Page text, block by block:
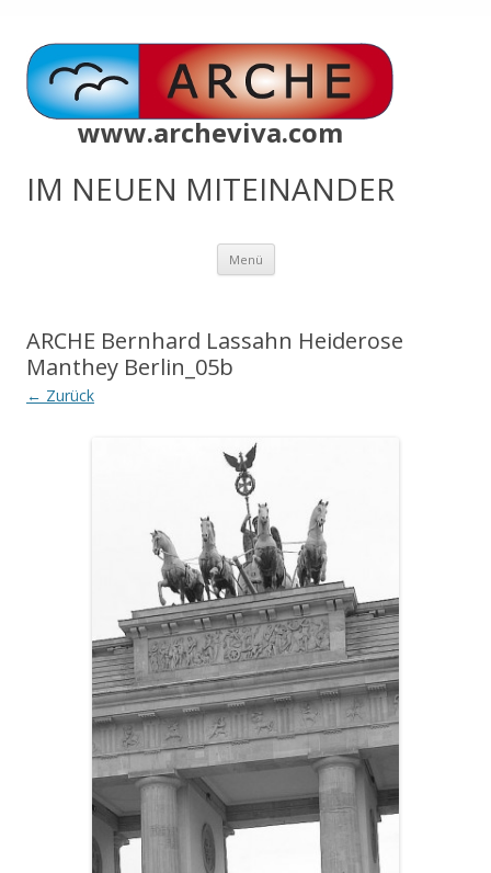
www.archeviva.com
IM NEUEN MITEINANDER
Menü Zum
springen
ARCHE Bernhard Lassahn Heiderose
Manthey Berlin_05b
← Zurück